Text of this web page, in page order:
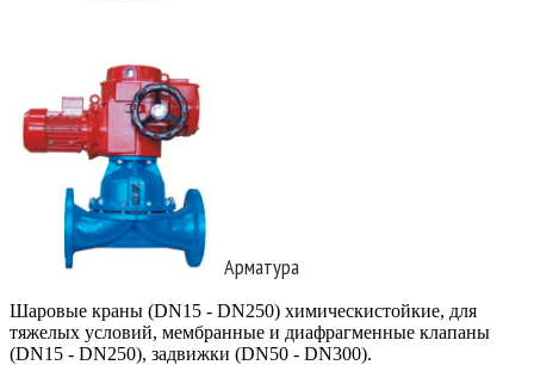
Арматура
Шаровые краны (DN15 - DN250) химическистойкие, для
тяжелых условий, мембранные и диафрагменные клапаны
(DN15 - DN250), задвижки (DN50 - DN300).